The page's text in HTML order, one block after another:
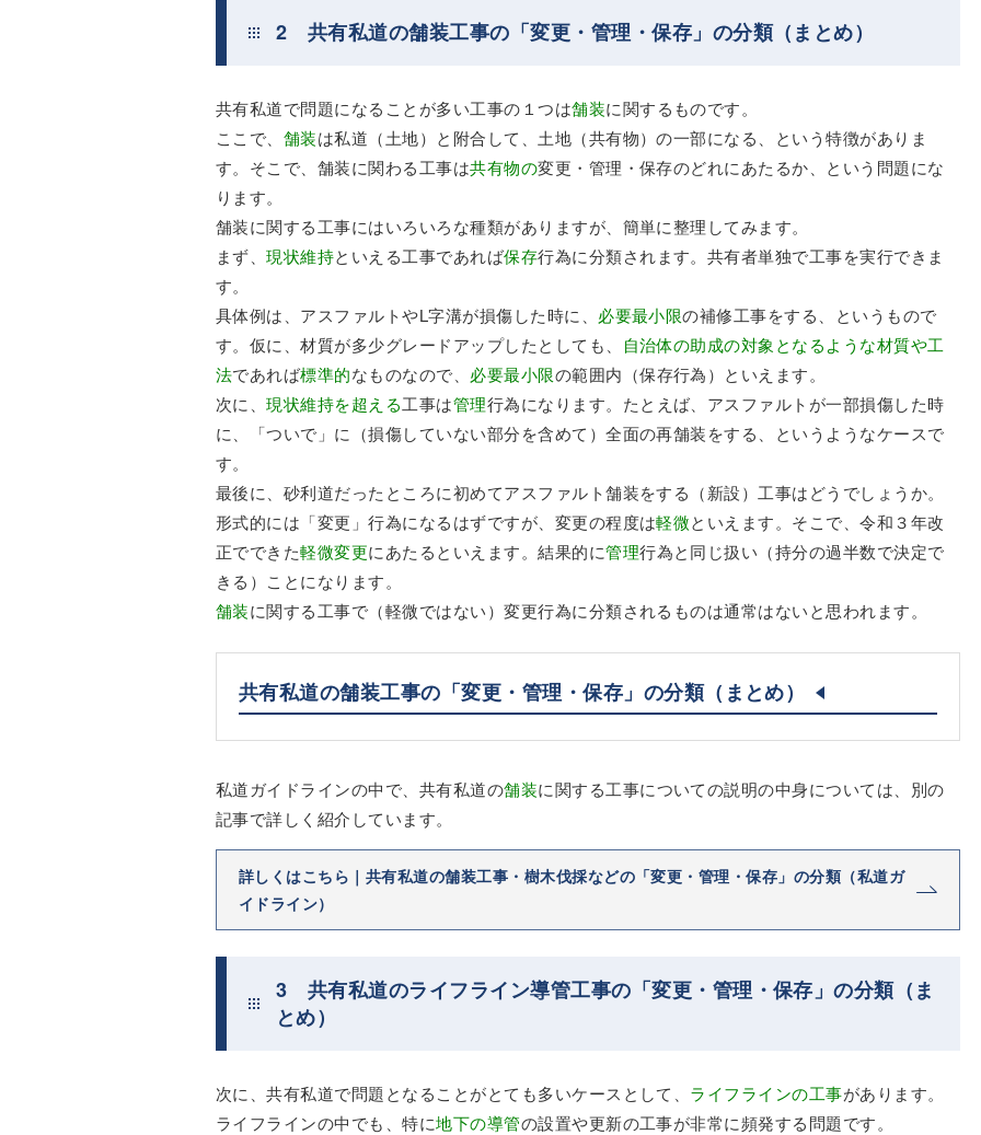
2 共有私道の舗装工事の「変更・管理・保存」の分類（まとめ）
共有私道で問題になることが多い工事の１つは舗装に関するものです。
ここで、 舗装は私道（土地）と附合して、土地（共有物）の一部になる、という特徴がありま
す。そこで、舗装に関わる工事は共有物の変更・管理・保存のどれにあたるか、という問題にな
ります。
舗装に関する工事にはいろいろな種類がありますが、簡単に整理してみます。
まず、現状維持といえる工事であれば保存行為に分類されます。共有者単独で工事を実行できま
す。
具体例は、アスファルトやL字溝が損傷した時に、 必要最小限の補修工事をする、というもので
す。仮に、材質が多少グレードアップしたとしても、
自治体の助成の対象となるような材質や工
法であれば標準的なものなので、 必要最小限の範囲内（保存行為）といえます。
次に、現状維持を超える工事は管理行為になります。たとえば、アスファルトが一部損傷した時
に、「ついで」に（損傷していない部分を含めて）全面の再舗装をする、というようなケースで
す。
最後に、砂利道だったところに初めてアスファルト舗装をする（新設）工事はどうでしょうか。
形式的には「変更」行為になるはずですが、変更の程度は軽微といえます。そこで、令和３年改
正でできた軽微変更にあたるといえます。結果的に管理行為と同じ扱い（持分の過半数で決定で
きる）ことになります。
舗装に関する工事で（軽微ではない）変更行為に分類されるものは通常はないと思われます。
共有私道の舗装工事の「変更・管理・保存」の分類（まとめ）
私道ガイドラインの中で、共有私道の舗装に関する工事についての説明の中身については、別の
記事で詳しく紹介しています。
詳しくはこちら｜共有私道の舗装工事・樹木伐採などの「変更・管理・保存」の分類（私道ガ
イドライン）
3 共有私道のライフライン導管工事の「変更・管理・保存」の分類（ま
とめ）
次に、共有私道で問題となることがとても多いケースとして、 ライフラインの工事があります。
ライフラインの中でも、特に地下の導管の設置や更新の工事が非常に頻発する問題です。